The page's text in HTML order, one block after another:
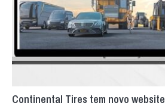
Continental Tires tem novo website